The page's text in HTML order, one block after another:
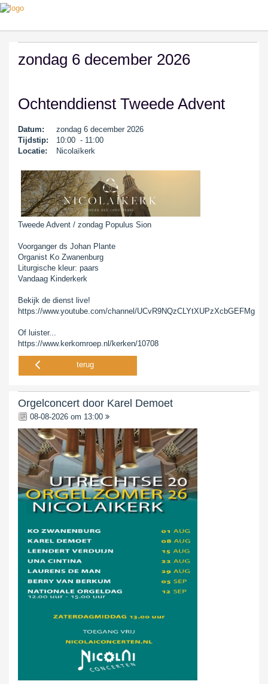
zondag 6 december 2026
Ochtenddienst Tweede Advent
Datum:
zondag 6 december 2026
Tijdstip:
10:00 - 11:00
Locatie:
Nicolaïkerk
Tweede Advent / zondag Populus Sion
Voorganger ds Johan Plante
Organist Ko Zwanenburg
Liturgische kleur: paars
Vandaag Kinderkerk
Bekijk de dienst live!
https://www.youtube.com/channel/UCvR9NQzCLYtXUPzXcbGEFMg
Of luister...
https://www.kerkomroep.nl/kerken/10708
terug
Orgelconcert door Karel Demoet
08-08-2026 om 13:00